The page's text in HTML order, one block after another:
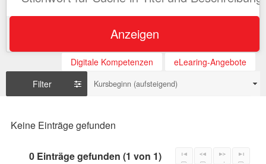
Anzeigen
Digitale Kompetenzen
eLearing-Angebote
Filter
Kursbeginn (aufsteigend)
Keine Einträge gefunden
0 Einträge gefunden (1 von 1)